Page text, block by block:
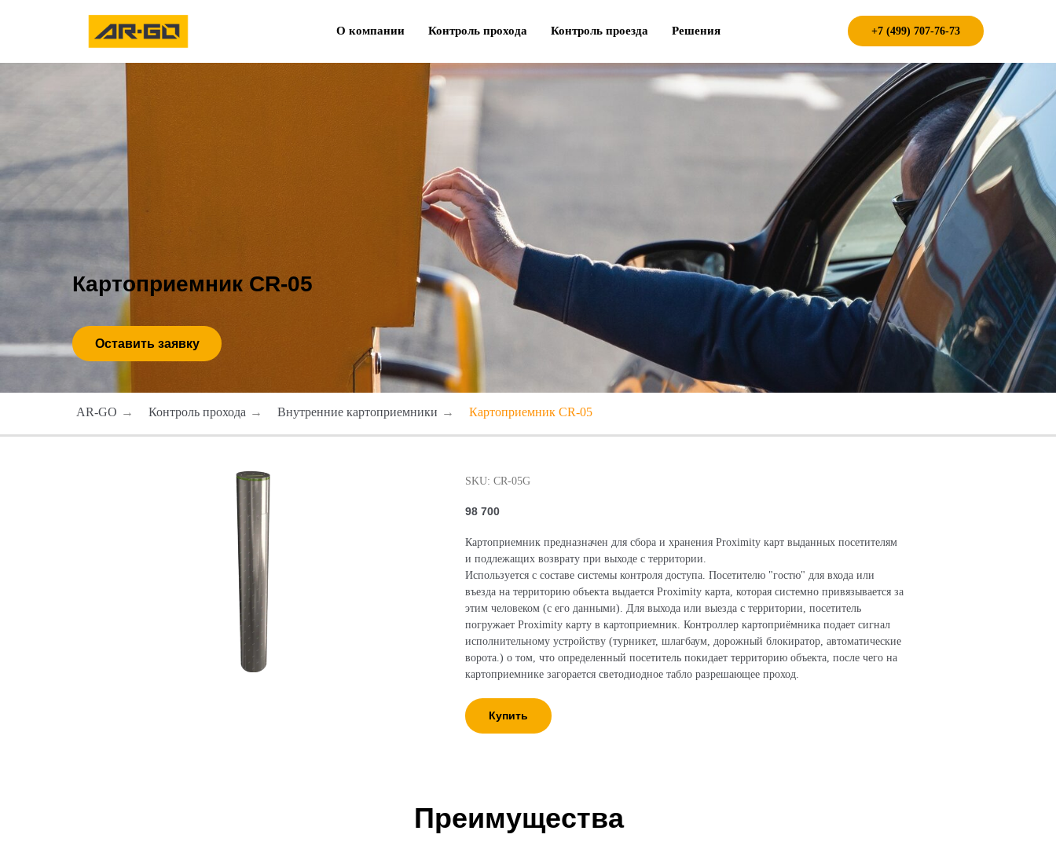
О компании Контроль прохода Контроль проезда Решения +7 (499) 707-76-73
Картоприемник CR-05
Оставить заявку
AR-GO → Контроль прохода → Внутренние картоприемники → Картоприемник CR-05
SKU: CR-05G
98 700
Картоприемник предназначен для сбора и хранения Proximity карт выданных посетителям
и подлежащих возврату при выходе с территории.
Используется с составе системы контроля доступа. Посетителю "гостю" для входа или
въезда на территорию объекта выдается Proximity карта, которая системно привязывается за
этим человеком (с его данными). Для выхода или выезда с территории, посетитель
погружает Proximity карту в картоприемник. Контроллер картоприёмника подает сигнал
исполнительному устройству (турникет, шлагбаум, дорожный блокиратор, автоматические
ворота.) о том, что определенный посетитель покидает территорию объекта, после чего на
картоприемнике загорается светодиодное табло разрешающее проход.
Купить
Преимущества